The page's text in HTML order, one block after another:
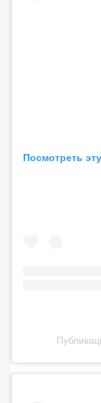
Посмотреть